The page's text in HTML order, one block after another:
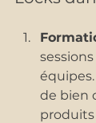
de bien